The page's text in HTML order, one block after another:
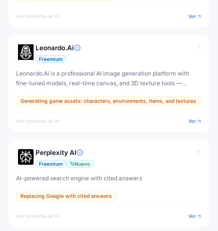
Herramienta de IA Ver
Leonardo.Ai
Freemium
Leonardo.Ai is a professional AI image generation platform with
fine-tuned models, real-time canvas, and 3D texture tools —
production.
Generating game assets: characters, environments, items, and textures
Herramienta de IA Ver
Perplexity AI
Freemium Nuevo
AI-powered search engine with cited answers
Replacing Google with cited answers
Herramienta de IA Ver